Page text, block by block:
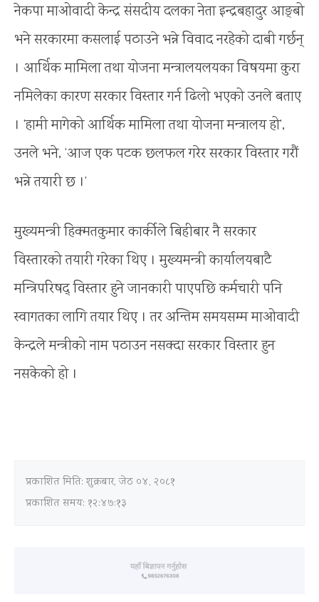
नेकपा माओवादी केन्द्र संसदीय दलका नेता इन्द्रबहादुर आङ्बो
भने सरकारमा कसलाई पठाउने भन्ने विवाद नरहेको दाबी गर्छन्
। आर्थिक मामिला तथा योजना मन्त्रालयलयका विषयमा कुरा
नमिलेका कारण सरकार विस्तार गर्न ढिलो भएको उनले बताए
। ‘हामी मागेको आर्थिक मामिला तथा योजना मन्त्रालय हो’,
उनले भने, ‘आज एक पटक छलफल गरेर सरकार विस्तार गरौं
भन्ने तयारी छ ।’
मुख्यमन्त्री हिक्मतकुमार कार्कीले बिहीबार नै सरकार
विस्तारको तयारी गरेका थिए । मुख्यमन्त्री कार्यालयबाटै
मन्त्रिपरिषद् विस्तार हुने जानकारी पाएपछि कर्मचारी पनि
स्वागतका लागि तयार थिए । तर अन्तिम समयसम्म माओवादी
केन्द्रले मन्त्रीको नाम पठाउन नसक्दा सरकार विस्तार हुन
नसकेको हो ।
प्रकाशित मिति:शुक्रबार, जेठ ०४, २०८१
प्रकाशित समय: १२:४७:१३